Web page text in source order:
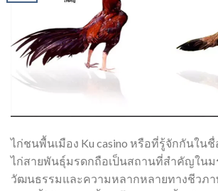
ไก่ชนพื้นเมือง Ku casino หรือที่รู้จักกันใน
ไก่สายพันธุ์มรดกถือเป็นสถานที่สำคัญในม
วัฒนธรรมและความหลากหลายทางชีวภา